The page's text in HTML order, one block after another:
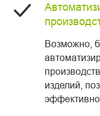
Возможно,
изделий,